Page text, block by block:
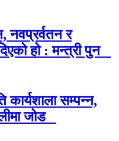
नवप्रर्वतन र
हो : मन्त्री पुन
कार्यशाला सम्पन्न,
जोड